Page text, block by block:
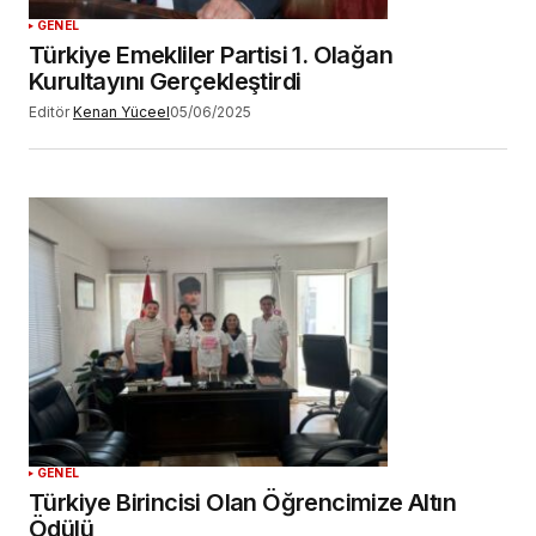
GENEL
Türkiye Emekliler Partisi 1. Olağan
Kurultayını Gerçekleştirdi
Editör Kenan Yüceel05/06/2025
GENEL
Türkiye Birincisi Olan Öğrencimize Altın
Ödülü